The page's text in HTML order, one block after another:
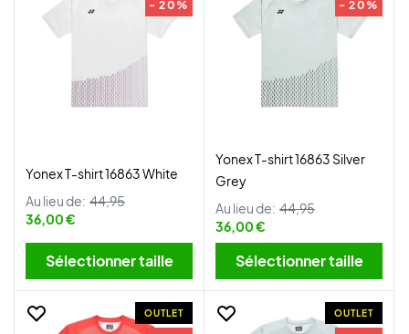
- 20%
Yonex T-shirt 16863 White
Au lieu de: 44,95
36,00 €
Sélectionner taille
- 20%
Yonex T-shirt 16863 Silver
Grey
Au lieu de: 44,95
36,00 €
Sélectionner taille
OUTLET OUTLET